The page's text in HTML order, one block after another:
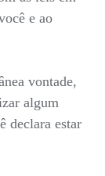
e ao
vontade,
algum
declara estar